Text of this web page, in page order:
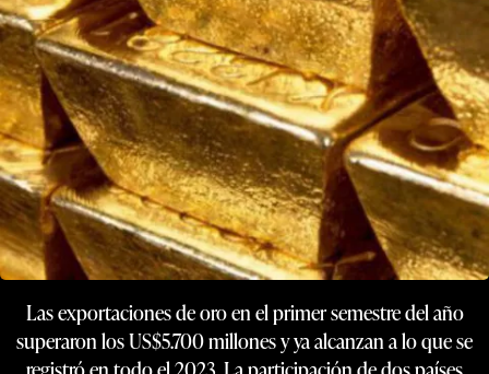
Las exportaciones de oro en el primer semestre del año
superaron los US$5.700 millones y ya alcanzan a lo que se